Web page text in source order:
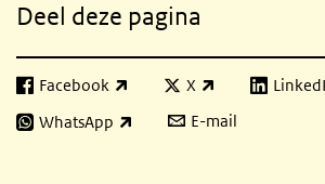
Deel deze pagina
Facebook
(externe link) X
(externe link)(externe
WhatsApp
(externe link) E-mail